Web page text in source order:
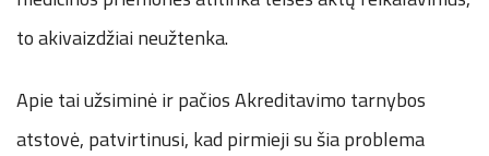
to akivaizdžiai neužtenka.
Apie tai užsiminė ir pačios Akreditavimo tarnybos
atstovė, patvirtinusi, kad pirmieji su šia problema